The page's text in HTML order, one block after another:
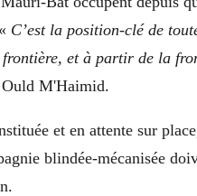
C’est la position-clé de
et à partir de la
M'Haimid.
et en attente sur
blindée-mécanisée